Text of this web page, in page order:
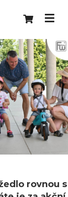
rovnou s